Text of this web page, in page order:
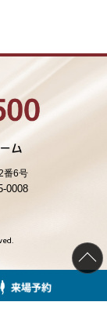
番6号
0008